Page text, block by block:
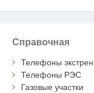
Справочная
Телефоны
Телефоны РЭС
Газовые участки